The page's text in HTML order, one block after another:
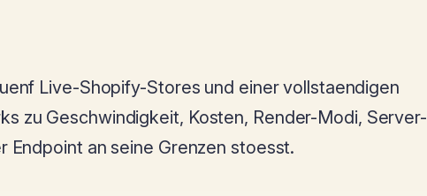
Live-Shopify-Stores und einer vollstaendigen
zu Geschwindigkeit, Kosten, Render-Modi, Server-
an seine Grenzen stoesst.